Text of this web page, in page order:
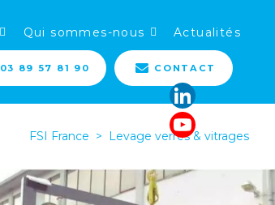
Qui sommes-nous Actualités
03 89 57 81 90 CONTACT
FSI France > Levage verres & vitrages